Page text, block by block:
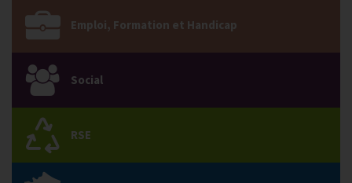
Emploi, Formation et Handicap
Social
RSE